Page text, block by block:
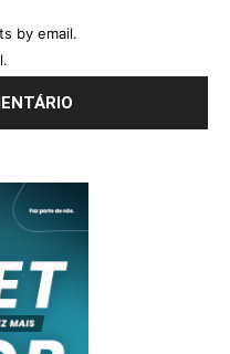
by email.